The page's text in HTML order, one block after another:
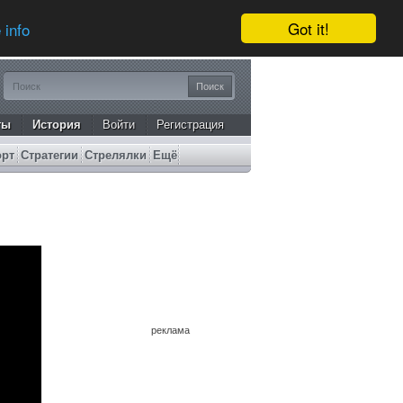
Got it!
info
История Войти Регистрация
Стратегии Стрелялки Ещё
реклама